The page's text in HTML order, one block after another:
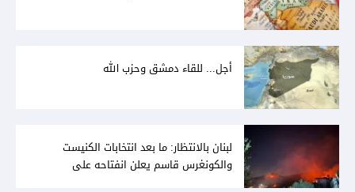
أجل... للقاء دمشق وحزب الله
لبنان بالانتظار: ما بعد انتخابات الكنيست
والكونغرس قاسم يعلن انفتاحه على